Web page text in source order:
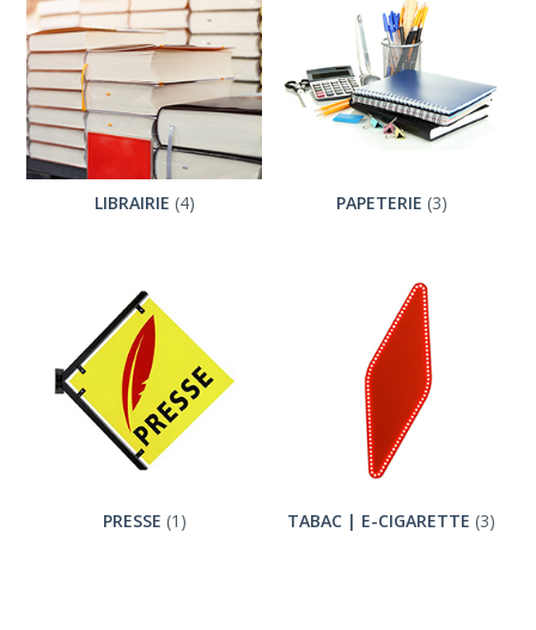
LIBRAIRIE (4) PAPETERIE (3)
PRESSE (1) TABAC | E-CIGARETTE (3)